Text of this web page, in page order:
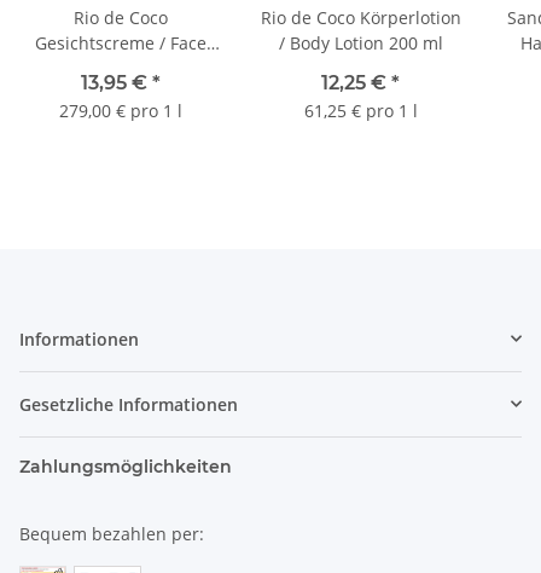
Rio de Coco
Gesichtscreme / Face
13,95 € *
279,00 € pro 1 l
Rio de Coco Körperlotion
/ Body Lotion 200 ml
12,25 € *
61,25 € pro 1 l
Informationen
Gesetzliche Informationen
Zahlungsmöglichkeiten
Bequem bezahlen per: